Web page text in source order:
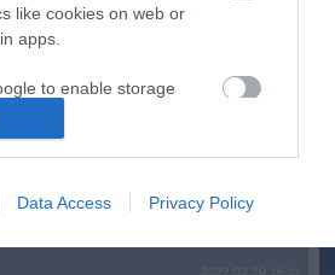
like cookies on web or
apps.
to enable storage
of the website or app.
to enable storage
including authentication
Data Access Privacy Policy
a népszerű banán?
fórum témák:
Lillád!